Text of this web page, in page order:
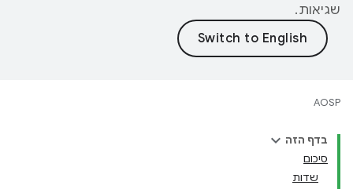
שגיאות.
AOSP
בדף הזה
סיכום
שדות